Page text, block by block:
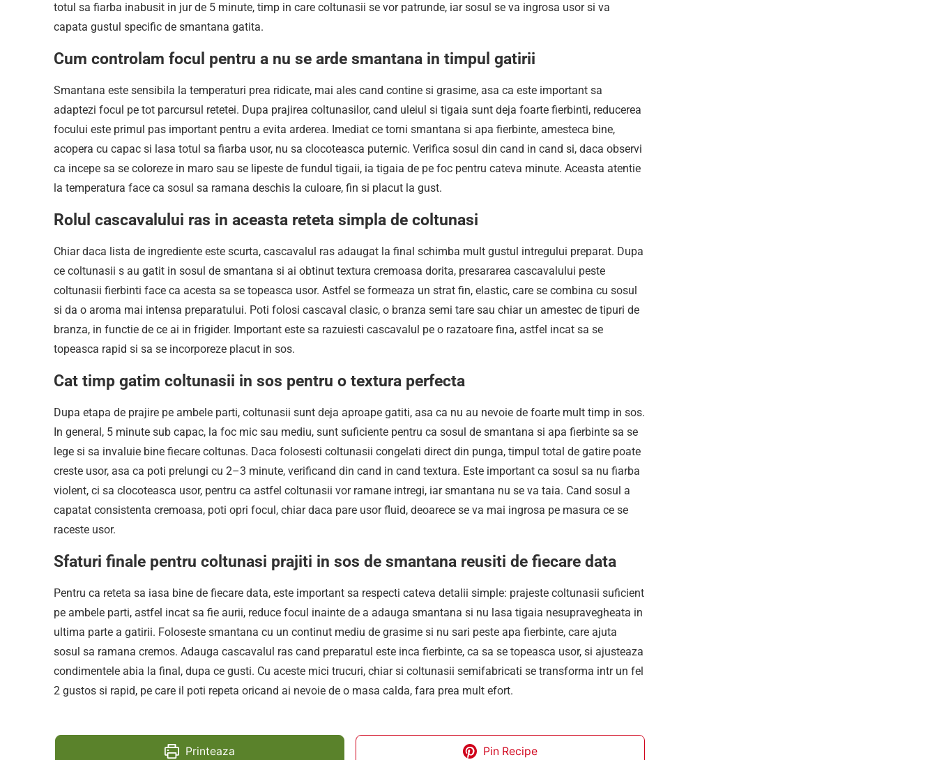
totul sa fiarba inabusit in jur de 5 minute, timp in care coltunasii se vor patrunde, iar sosul se va ingrosa usor si va
capata gustul specific de smantana gatita.​
Cum controlam focul pentru a nu se arde smantana in timpul gatirii
Smantana este sensibila la temperaturi prea ridicate, mai ales cand contine si grasime, asa ca este important sa
adaptezi focul pe tot parcursul retetei. Dupa prajirea coltunasilor, cand uleiul si tigaia sunt deja foarte fierbinti, reducerea
focului este primul pas important pentru a evita arderea. Imediat ce torni smantana si apa fierbinte, amesteca bine,
acopera cu capac si lasa totul sa fiarba usor, nu sa clocoteasca puternic. Verifica sosul din cand in cand si, daca observi
ca incepe sa se coloreze in maro sau se lipeste de fundul tigaii, ia tigaia de pe foc pentru cateva minute. Aceasta atentie
la temperatura face ca sosul sa ramana deschis la culoare, fin si placut la gust.
Rolul cascavalului ras in aceasta reteta simpla de coltunasi
Chiar daca lista de ingrediente este scurta, cascavalul ras adaugat la final schimba mult gustul intregului preparat. Dupa
ce coltunasii s au gatit in sosul de smantana si ai obtinut textura cremoasa dorita, presararea cascavalului peste
coltunasii fierbinti face ca acesta sa se topeasca usor. Astfel se formeaza un strat fin, elastic, care se combina cu sosul
si da o aroma mai intensa preparatului. Poti folosi cascaval clasic, o branza semi tare sau chiar un amestec de tipuri de
branza, in functie de ce ai in frigider. Important este sa razuiesti cascavalul pe o razatoare fina, astfel incat sa se
topeasca rapid si sa se incorporeze placut in sos.
Cat timp gatim coltunasii in sos pentru o textura perfecta
Dupa etapa de prajire pe ambele parti, coltunasii sunt deja aproape gatiti, asa ca nu au nevoie de foarte mult timp in sos.
In general, 5 minute sub capac, la foc mic sau mediu, sunt suficiente pentru ca sosul de smantana si apa fierbinte sa se
lege si sa invaluie bine fiecare coltunas. Daca folosesti coltunasii congelati direct din punga, timpul total de gatire poate
creste usor, asa ca poti prelungi cu 2–3 minute, verificand din cand in cand textura. Este important ca sosul sa nu fiarba
violent, ci sa clocoteasca usor, pentru ca astfel coltunasii vor ramane intregi, iar smantana nu se va taia. Cand sosul a
capatat consistenta cremoasa, poti opri focul, chiar daca pare usor fluid, deoarece se va mai ingrosa pe masura ce se
raceste usor.
Sfaturi finale pentru coltunasi prajiti in sos de smantana reusiti de fiecare data
Pentru ca reteta sa iasa bine de fiecare data, este important sa respecti cateva detalii simple: prajeste coltunasii suficient
pe ambele parti, astfel incat sa fie aurii, reduce focul inainte de a adauga smantana si nu lasa tigaia nesupravegheata in
ultima parte a gatirii. Foloseste smantana cu un continut mediu de grasime si nu sari peste apa fierbinte, care ajuta
sosul sa ramana cremos. Adauga cascavalul ras cand preparatul este inca fierbinte, ca sa se topeasca usor, si ajusteaza
condimentele abia la final, dupa ce gusti. Cu aceste mici trucuri, chiar si coltunasii semifabricati se transforma intr un fel
2 gustos si rapid, pe care il poti repeta oricand ai nevoie de o masa calda, fara prea mult efort.
Printeaza Pin Recipe